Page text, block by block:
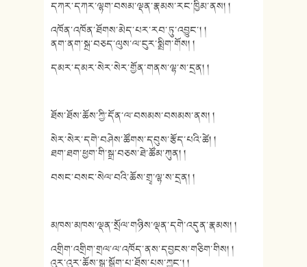
དཀར་དཀར་ལྷག་བསམ་ལྡན་རྣམས་རང་ཁྱིམ་ནས། །
འཁོན་འཁོན་ཐོགས་མེད་པར་རབ་ཏུ་འབྱུང་། །
ནག་ནག་སྐྲ་བཅད་ལུས་ལ་ངུར་སྨྲིག་གོས། །
དམར་དམར་སེར་སེར་གྱོན་གནས་ལྷ་ས་དྲན། །
ཐོས་ཐོས་ཆོས་ཀྱི་དོན་ལ་བསམས་བསམས་ནས། །
སེར་སེར་དགེ་བཤེས་ཚོགས་དབུས་རྩོད་པའི་ཚེ། །
ཐག་ཐག་ཕྱག་གི་སྒྲ་བཅས་ཐེ་ཚོམ་ཀུན། །
བསང་བསང་སེལ་བའི་ཆོས་གྲྭ་ལྷ་ས་དྲན། །
མཁས་མཁས་ལྡན་སྲོལ་གཉིས་ལྡན་དགེ་འདུན་རྣམས། །
འགྲིག་འགྲིག་གྲལ་ལ་འཁོད་ནས་དབྱངས་གཅིག་གིས། །
འུར་འུར་ཆོས་སྒྲ་སྒྲོག་པ་ཐོས་པས་ཀྱང་། །